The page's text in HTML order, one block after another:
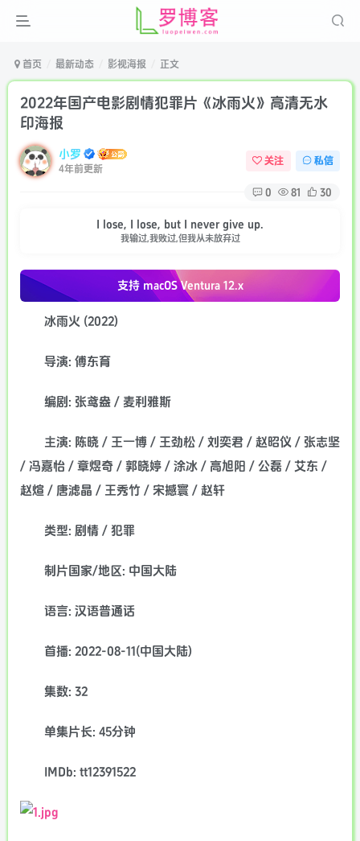
首页 最新动态 影视海报 正文
2022年国产电影剧情犯罪片《冰雨火》高清无水
印海报
小罗
4年前更新
关注 私信
0 81 30
I lose, I lose, but I never give up.
我输过,我败过,但我从未放弃过
支持 macOSVentura 12.x
冰雨火 (2022)
导演: 傅东育
编剧: 张鸢盎 / 麦利雅斯
主演: 陈晓 / 王一博 / 王劲松 / 刘奕君 / 赵昭仪 / 张志坚
/ 冯嘉怡 / 章煜奇 / 郭晓婷 / 涂冰 / 高旭阳 / 公磊 / 艾东 /
赵煊 / 唐滤晶 / 王秀竹 / 宋撼寰 / 赵轩
类型: 剧情 / 犯罪
制片国家/地区: 中国大陆
语言: 汉语普通话
首播: 2022-08-11(中国大陆)
集数: 32
单集片长: 45分钟
IMDb: tt12391522